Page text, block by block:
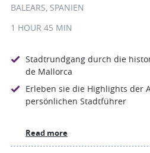
BALEARS, SPANIEN
1 HOUR 45 MIN
Stadtrundgang durch die
de Mallorca
Erleben sie die Highlights der
persönlichen Stadtführer
Read more